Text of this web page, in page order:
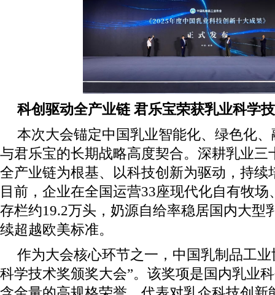
科创驱动全产业链 君乐宝荣获乳业科学
本次大会锚定中国乳业智能化、绿色化
与君乐宝的长期战略高度契合。深耕乳业三
全产业链为根基、以科技创新为驱动，持续
目前，企业在全国运营33座现代化自有牧
存栏约19.2万头，奶源自给率稳居国内大型
续超越欧美标准。
作为大会核心环节之一，中国乳制品工业
科学技术奖颁奖大会”。该奖项是国内乳业